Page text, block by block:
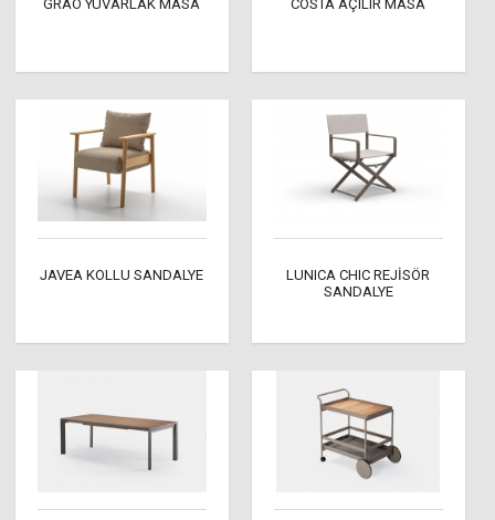
GRAO YUVARLAK MASA COSTA AÇILIR MASA
JAVEA KOLLU SANDALYE
LUNICA CHIC REJİSÖR
SANDALYE